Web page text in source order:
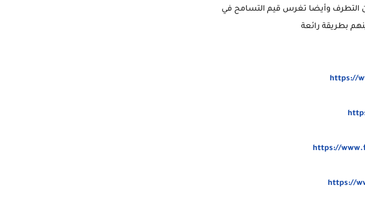
التطرف وأيضا تغرس قيم التسامح في
بطريقة رائعة